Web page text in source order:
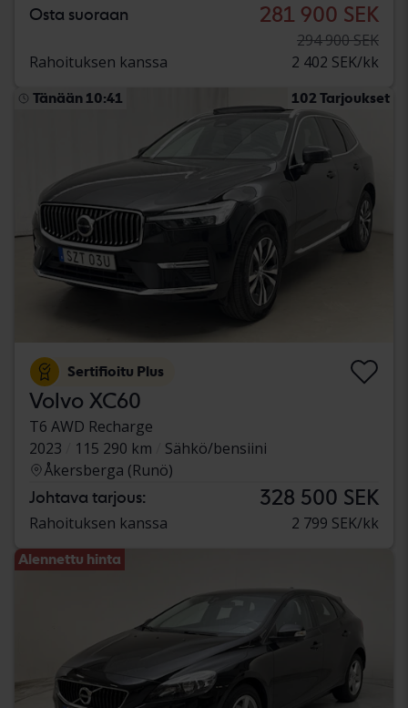
Osta suoraan 281 900 SEK
294 900 SEK
Rahoituksen kanssa
2 402 SEK/kk
Tänään 10:41 102 Tarjoukset
Sertifioitu Plus
Volvo XC60
T6 AWD Recharge
2023
115 290 km
Sähkö/bensiini
Åkersberga (Runö)
Johtava tarjous: 328 500 SEK
Rahoituksen kanssa 2 799 SEK/kk
Alennettu hinta